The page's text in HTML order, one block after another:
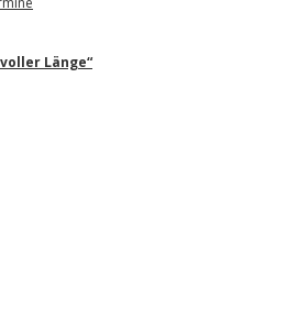
Länge“